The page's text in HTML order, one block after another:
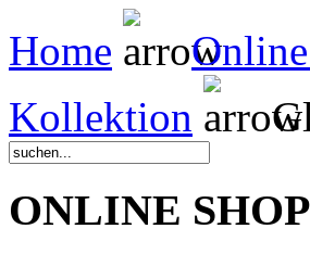
Home
Kollektion
ONLINE SHOP